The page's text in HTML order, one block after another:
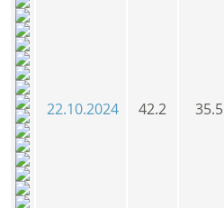
22.10.2024 42.2 35.5